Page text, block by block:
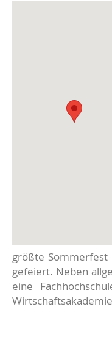
größte Sommerfest
gefeiert. Neben
eine